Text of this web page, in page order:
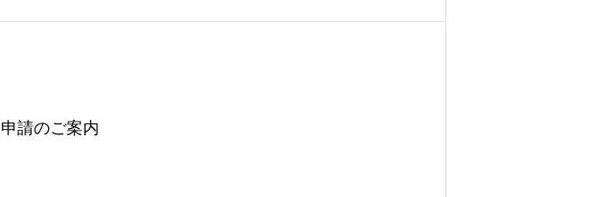
請のご案内